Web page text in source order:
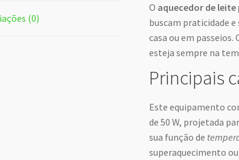
(0)
O aquecedor de
buscam praticidade
casa ou em
esteja sempre na
Principais
Este equipamento
de 50 W, projetada
sua função de
superaquecimento